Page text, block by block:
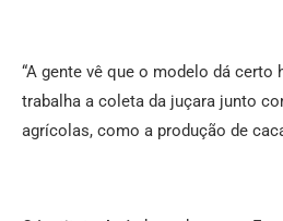
“A gente vê que o modelo dá certo
trabalha a coleta da juçara junto
agrícolas, como a produção de